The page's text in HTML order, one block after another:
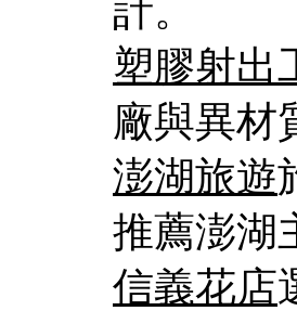
計。
塑膠射出
廠與異材
澎湖旅遊
推薦澎湖
信義花店